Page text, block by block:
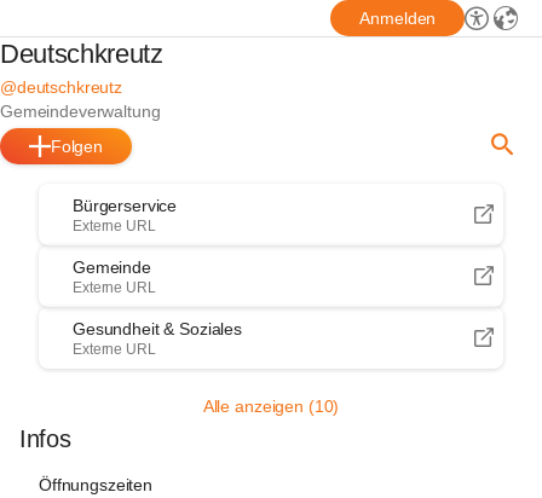
Anmelden
Deutschkreutz
@deutschkreutz
Gemeindeverwaltung
Folgen
Bürgerservice
Externe URL
Gemeinde
Externe URL
Gesundheit & Soziales
Externe URL
Alle anzeigen (10)
Infos
Öffnungszeiten